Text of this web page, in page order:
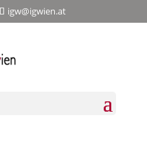
igw@igwien.at